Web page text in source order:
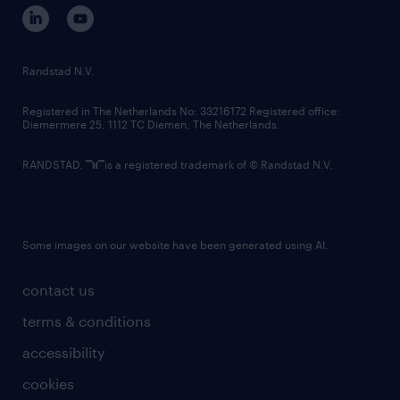
corporate governance
randstad innovation fund
country websites
contact us
terms & conditions
accessibility
cookies
Randstad N.V.
Registered in The Netherlands No: 33216172 Registered office:
Diemermere 25, 1112 TC Diemen, The Netherlands.
RANDSTAD, is a registered trademark of © Randstad N.V.
Some images on our website have been generated using AI.